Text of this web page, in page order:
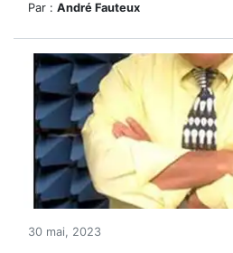
Par : André Fauteux
30 mai, 2023